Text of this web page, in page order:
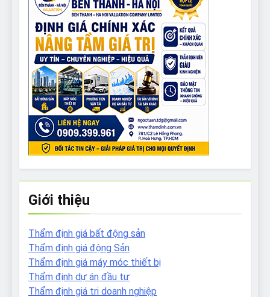
Giới thiệu
Thẩm định giá bất động sản
Thẩm định giá động Sản
Thẩm định giá máy móc thiết bị
Thẩm định dự án đầu tư
Thẩm định giá tri doanh nghiệp